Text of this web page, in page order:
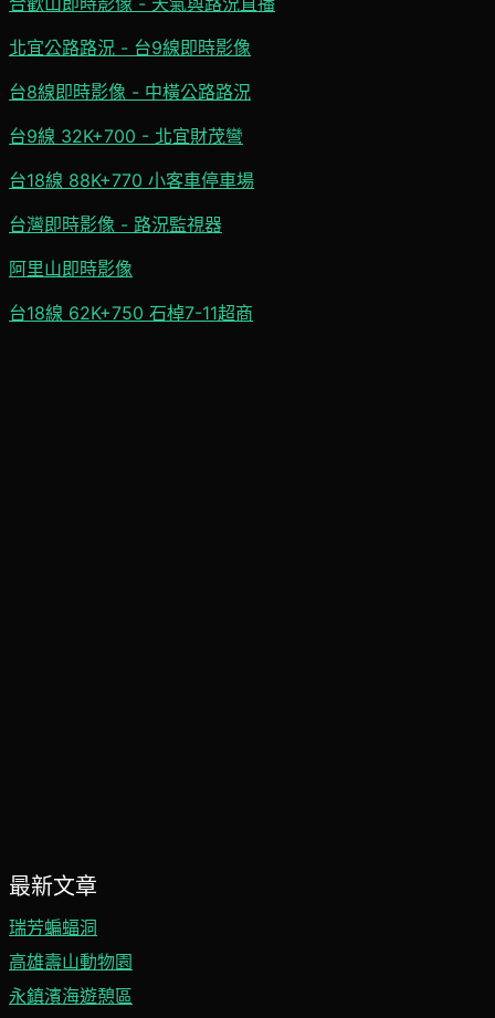
北宜公路路況 - 台9線即時影像
台8線即時影像 - 中橫公路路況
台9線 32K+700 - 北宜財茂彎
台18線 88K+770 小客車停車場
台灣即時影像 - 路況監視器
阿里山即時影像
台18線 62K+750 石棹7-11超商
最新文章
瑞芳蝙蝠洞
高雄壽山動物園
永鎮濱海遊憩區